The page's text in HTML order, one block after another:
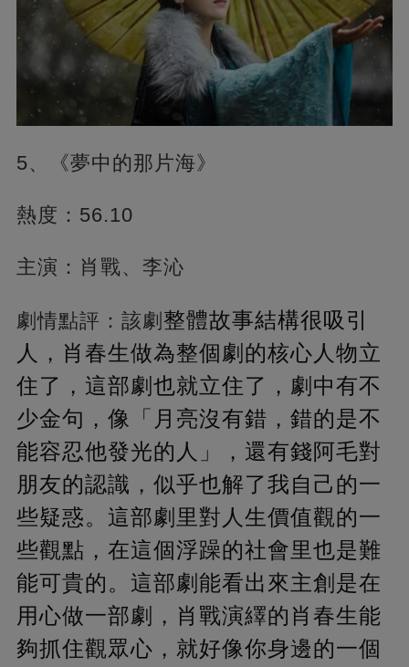
5、《夢中的那片海》
熱度：56.10
主演：肖戰、李沁
劇情點評：該劇 整體故事結構很吸引
人，肖春生做為整個劇的核心人物立
住了，這部劇也就立住了，劇中有不
少金句，像「月亮沒有錯，錯的是不
能容忍他發光的人」，還有錢阿毛對
朋友的認識，似乎也解了我自己的一
些疑惑。這部劇里對人生價值觀的一
些觀點，在這個浮躁的社會里也是難
能可貴的。這部劇能看出來主創是在
用心做一部劇，肖戰演繹的肖春生能
夠抓住觀眾心，就好像你身邊的一個